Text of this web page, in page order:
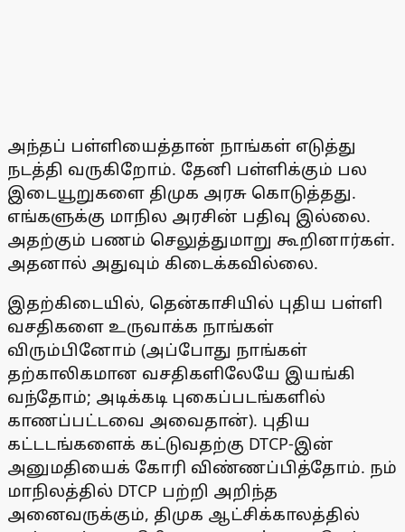
அந்தப் பள்ளியைத்தான் நாங்கள் எடுத்து
நடத்தி வருகிறோம். தேனி பள்ளிக்கும் பல
இடையூறுகளை திமுக அரசு கொடுத்தது.
எங்களுக்கு மாநில அரசின் பதிவு இல்லை.
அதற்கும் பணம் செலுத்துமாறு கூறினார்கள்.
அதனால் அதுவும் கிடைக்கவில்லை.
இதற்கிடையில், தென்காசியில் புதிய பள்ளி
வசதிகளை உருவாக்க நாங்கள்
விரும்பினோம் (அப்போது நாங்கள்
தற்காலிகமான வசதிகளிலேயே இயங்கி
வந்தோம்; அடிக்கடி புகைப்படங்களில்
காணப்பட்டவை அவைதான்). புதிய
கட்டடங்களைக் கட்டுவதற்கு DTCP-இன்
அனுமதியைக் கோரி விண்ணப்பித்தோம். நம்
மாநிலத்தில் DTCP பற்றி அறிந்த
அனைவருக்கும், திமுக ஆட்சிக்காலத்தில்